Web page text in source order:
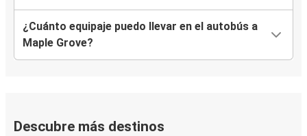
¿Cuánto equipaje puedo llevar en el autobús a
Maple Grove?
Descubre más destinos